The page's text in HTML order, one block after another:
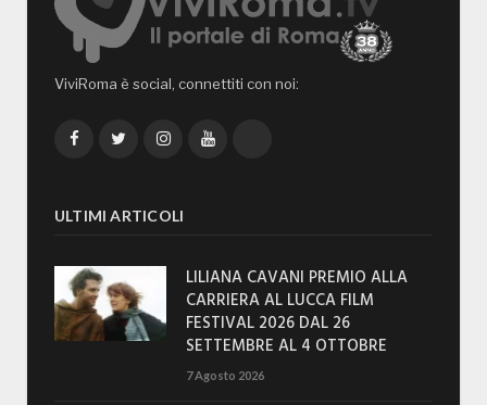
ViviRoma è social, connettiti con noi:
FacebookTwitterInstagramYouTube
ULTIMI ARTICOLI
LILIANA CAVANI PREMIO ALLA
CARRIERA AL LUCCA FILM
FESTIVAL 2026 DAL 26
SETTEMBRE AL 4 OTTOBRE
7 Agosto 2026